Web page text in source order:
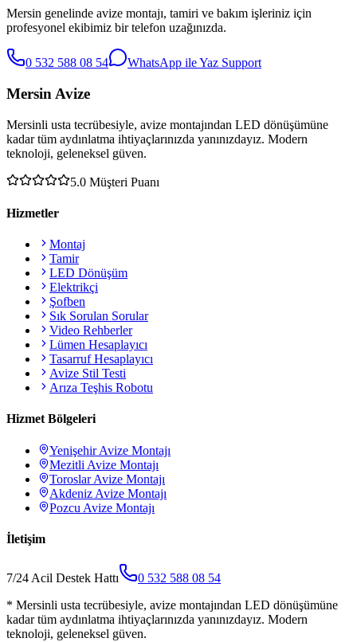
Mersin genelinde avize montajı, tamiri ve bakım işleriniz için
profesyonel ekibimiz bir telefon uzağınızda.
0 532 588 08 54 WhatsApp ile Yaz Support
Mersin Avize
Mersinli usta tecrübesiyle, avize montajından LED dönüşümüne
kadar tüm aydınlatma ihtiyaçlarınızda yanınızdayız. Modern
teknoloji, geleneksel güven.
5.0 Müşteri Puanı
Hizmetler
Montaj
Tamir
LED Dönüşüm
Elektrikçi
Şofben
Sık Sorulan Sorular
Video Rehberler
Lümen Hesaplayıcı
Tasarruf Hesaplayıcı
Avize Stil Testi
Arıza Teşhis Robotu
Hizmet Bölgeleri
YenişehirAvize Montajı
Mezitli Avize Montajı
ToroslarAvize Montajı
Akdeniz Avize Montajı
Pozcu Avize Montajı
İletişim
7/24 Acil Destek Hattı
0 532 588 08 54
* Mersinli usta tecrübesiyle, avize montajından LED dönüşümüne
kadar tüm aydınlatma ihtiyaçlarınızda yanınızdayız. Modern
teknoloji, geleneksel güven.